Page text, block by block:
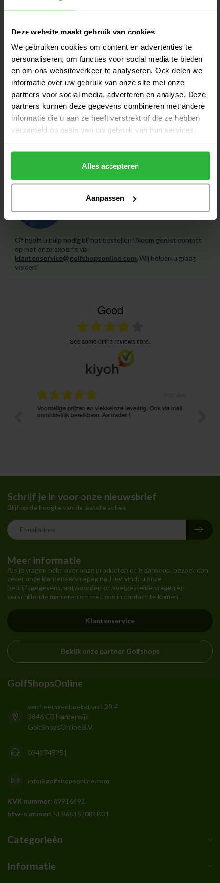
Deze website maakt gebruik van cookies
We gebruiken cookies om content en advertenties te
personaliseren, om functies voor social media te bieden
en om ons websiteverkeer te analyseren. Ook delen we
informatie over uw gebruik van onze site met onze
partners voor social media, adverteren en analyse. Deze
partners kunnen deze gegevens combineren met andere
informatie die u aan ze heeft verstrekt of die ze hebben
verzameld op basis van uw gebruik van hun services.
Alles accepteren
Aanpassen
Callaway Chase 14 DRY Cart Bag
wit zilver
Op voorraad
€249,00
Callaway Chase 14 DRY Cart Bag
Zwart
Op voorraad
€269,00
€249,00
Callaway Chase 14 DRY Cart Bag
Rood
€269,00
Heeft u vragen over het product?
Of heeft u hulp nodig bij het bestellen? Neem gerust contact
op met onze experts via
klantenservice@golfshopsonline.com. Wij helpen u graag
verder!
Good
see some of the reviews here.
Voordelige prijzen en vlekkeloze levering. Ook via mail
onmiddellijk bereikbaar. Aanrader !
Meer informatie
Als je vragen hebt over onze producten of je aankoop, bezoek dan
zeker onze klantenservicepagina. Hier vindt u onze
bedrijfsgegevens, antwoorden op veelgestelde vragen en
verschillende manieren om met ons in contact te komen.
Klantenservice
Bekijk onze partner Golfshops
Schrijf je in voor onze nieuwsbrief
Blijf op de hoogte van de laatste acties
GolfShopsOnline
van Leeuwenhoekstraat 20-4
3846 CB Harderwijk
GolfShopsOnline B.V.
0341745251
info@golfshopsonline.com
KVK nummer: 89916492
btw-nummer: NL865152081B01
Categorieën
Informatie